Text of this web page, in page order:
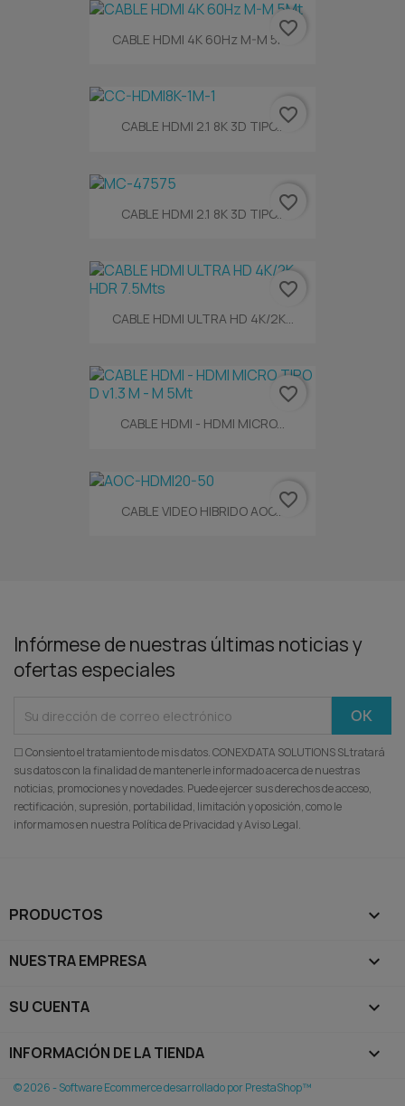
CABLE HDMI 4K 60Hz M-M 5Mt
favorite_border
CABLE HDMI 2.1 8K 3D TIPO...
favorite_border
CABLE HDMI 2.1 8K 3D TIPO...
favorite_border
CABLE HDMI ULTRA HD 4K/2K...
favorite_border
CABLE HDMI - HDMI MICRO...
favorite_border
CABLE VIDEO HIBRIDO AOC...
favorite_border
Infórmese de nuestras últimas noticias y
ofertas especiales
☐ Consiento el tratamiento de mis datos. CONEXDATA SOLUTIONS SL tratará
sus datos con la finalidad de mantenerle informado acerca de nuestras
noticias, promociones y novedades. Puede ejercer sus derechos de acceso,
rectificación, supresión, portabilidad, limitación y oposición, como le
informamos en nuestra Política de Privacidad y Aviso Legal.
PRODUCTOS 
NUESTRA EMPRESA 
SU CUENTA 
INFORMACIÓN DE LA TIENDA keyboard_arrow_down
© 2026 - Software Ecommerce desarrollado por PrestaShop™